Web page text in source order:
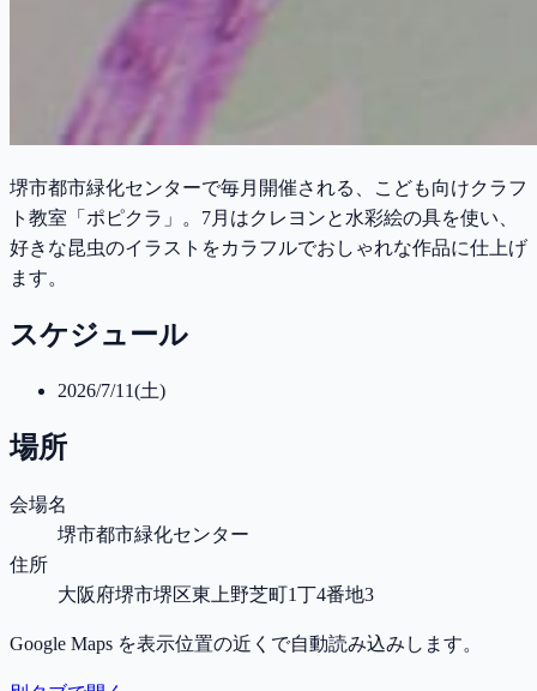
堺市都市緑化センターで毎月開催される、こども向けクラフ
ト教室「ポピクラ」。7月はクレヨンと水彩絵の具を使い、
好きな昆虫のイラストをカラフルでおしゃれな作品に仕上げ
ます。
スケジュール
2026/7/11(土)
場所
会場名
堺市都市緑化センター
住所
大阪府堺市堺区東上野芝町1丁4番地3
Google Maps を表示位置の近くで自動読み込みします。